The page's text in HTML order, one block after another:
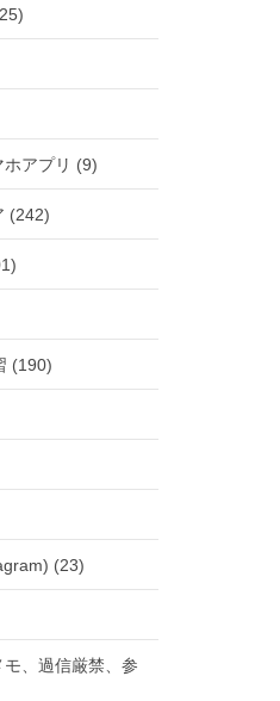
ホアプリ (9)
(242)
(190)
(23)
、過信厳禁、参